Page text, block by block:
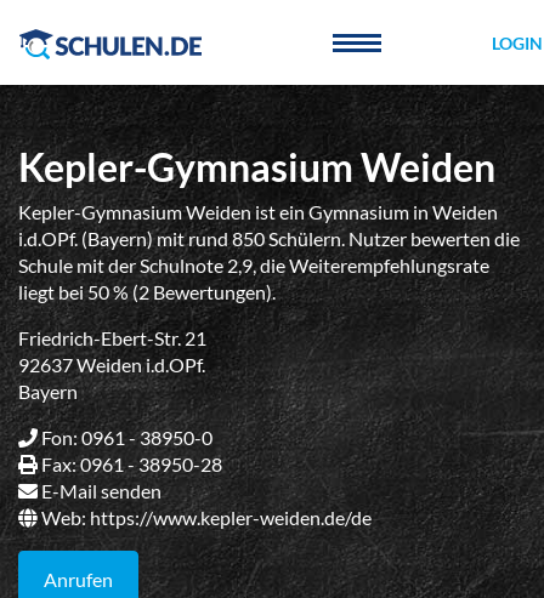
LOGIN
Kepler-Gymnasium Weiden
Kepler-Gymnasium Weiden ist ein Gymnasium in Weiden
i.d.OPf. (Bayern) mit rund 850 Schülern. Nutzer bewerten die
Schule mit der Schulnote 2,9, die Weiterempfehlungsrate
liegt bei 50 % (2 Bewertungen).
Friedrich-Ebert-Str. 21
92637 Weiden i.d.OPf.
Bayern
Fon: 0961 - 38950-0
Fax: 0961 - 38950-28
E-Mail senden
Web: https://www.kepler-weiden.de/de
Anrufen